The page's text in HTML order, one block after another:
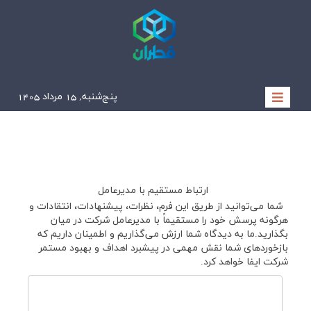
پنج‌شنبه, 15 مرداد 1405
ارتباط مستقیم با مدیرعامل
شما می‌توانید از طریق این فرم، نظرات، پیشنهادات، انتقادات و
هرگونه پرسش خود را مستقیماً با مدیرعامل شرکت در میان
بگذارید.ما به دیدگاه شما ارزش می‌گذاریم و اطمینان داریم که
بازخوردهای شما نقش مهمی در پیشبرد اهداف و بهبود مستمر
شرکت ایفا خواهد کرد.